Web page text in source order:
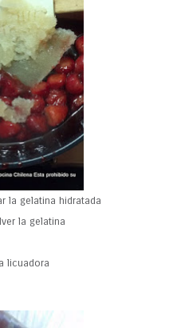
la gelatina hidratada
la gelatina
licuadora